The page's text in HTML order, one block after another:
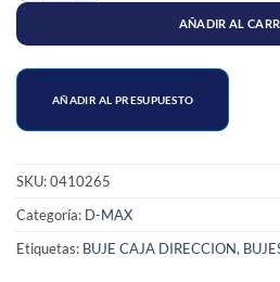
AÑADIR AL
AÑADIR AL PRESUPUESTO
SKU:0410265
Categoría: D-MAX
Etiquetas: BUJE CAJA DIRECCION,